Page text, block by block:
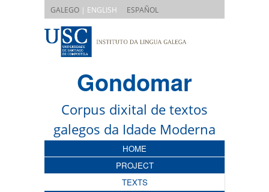
GALEGO | ENGLISH ESPAÑOL
Gondomar
Corpus dixital de textos
galegos da Idade Moderna
HOME
PROJECT
TEXTS